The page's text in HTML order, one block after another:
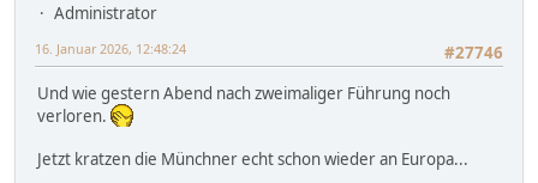
Administrator
#27746
16. Januar 2026, 12:48:24
Und wie gestern Abend nach zweimaliger Führung noch
verloren.
Jetzt kratzen die Münchner echt schon wieder an Europa...